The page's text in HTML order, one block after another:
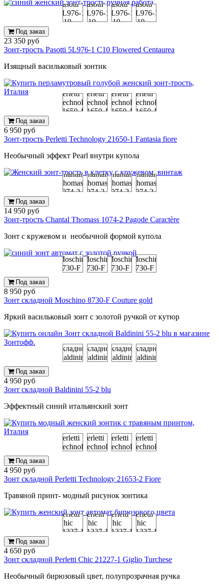
Под заказ
23 350 руб
Зонт-трость Pasotti 5L976-1 C10 Flowered Centaurea
Изящный васильковый зонтик
Под заказ
6 950 руб
Зонт-трость Perletti Technology 21650-1 Fantasia fiore
Необычный эффект Pearl внутри купола
Под заказ
14 950 руб
Зонт-трость Chantal Thomass 1074-2 Pagode Caractère
Зонт с кружевом и необычной формой купола
Под заказ
8 950 руб
Зонт складной Moschino 8730-F Couture gold
Яркий васильковый зонт с золотой ручкой от кутюр
Под заказ
4 950 руб
Зонт складной Baldinini 55-2 blu
Эффектный синий итальянский зонт
Под заказ
4 950 руб
Зонт складной Perletti Technology 21653-2 Fiore
Травяной принт- модный рисунок зонтика
Под заказ
4 650 руб
Зонт складной Perletti Chic 21227-1 Giglio Turchese
Необычный бирюзовый цвет, полупрозрачная ручка